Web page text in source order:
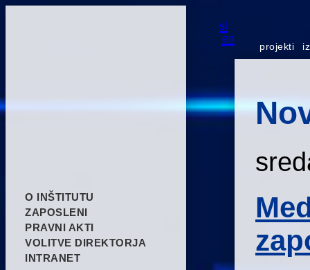
projekti
O INŠTITUTU
ZAPOSLENI
PRAVNI AKTI
VOLITVE DIREKTORJA
INTRANET
en